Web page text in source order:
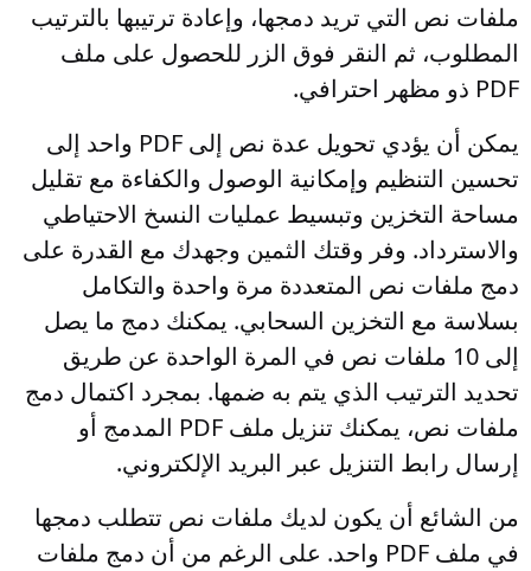
ملفات نص التي تريد دمجها، وإعادة ترتيبها بالترتيب
المطلوب، ثم النقر فوق الزر للحصول على ملف
PDF ذو مظهر احترافي.
يمكن أن يؤدي تحويل عدة نص إلى PDF واحد إلى
تحسين التنظيم وإمكانية الوصول والكفاءة مع تقليل
مساحة التخزين وتبسيط عمليات النسخ الاحتياطي
والاسترداد. وفر وقتك الثمين وجهدك مع القدرة على
دمج ملفات نص المتعددة مرة واحدة والتكامل
بسلاسة مع التخزين السحابي. يمكنك دمج ما يصل
إلى 10 ملفات نص في المرة الواحدة عن طريق
تحديد الترتيب الذي يتم به ضمها. بمجرد اكتمال دمج
ملفات نص، يمكنك تنزيل ملف PDF المدمج أو
إرسال رابط التنزيل عبر البريد الإلكتروني.
من الشائع أن يكون لديك ملفات نص تتطلب دمجها
في ملف PDF واحد. على الرغم من أن دمج ملفات